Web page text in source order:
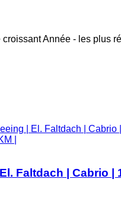
croissantAnnée - les plus
|
Faltdach | Cabrio |